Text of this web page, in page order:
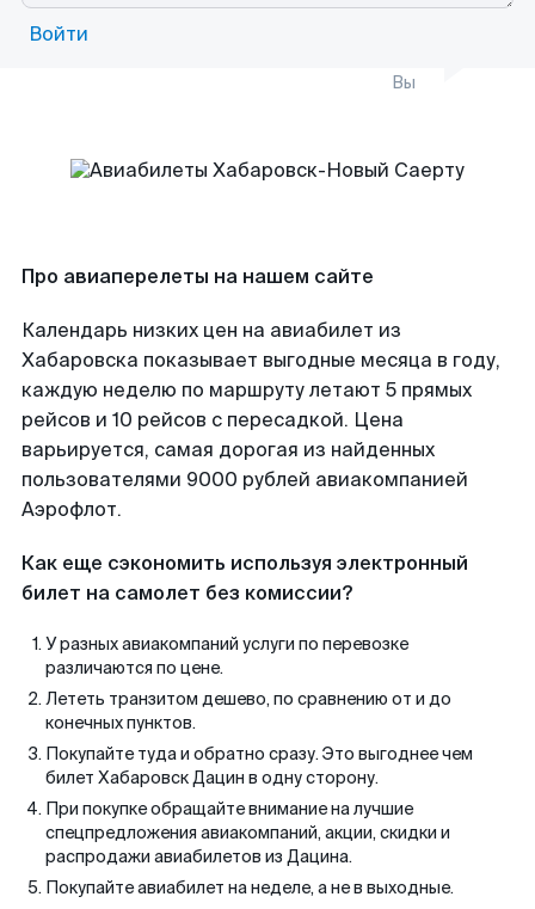
Войти
Вы
Про авиаперелеты на нашем сайте
Календарь низких цен на авиабилет из
Хабаровска показывает выгодные месяца в году,
каждую неделю по маршруту летают 5 прямых
рейсов и 10 рейсов с пересадкой. Цена
варьируется, самая дорогая из найденных
пользователями 9000 рублей авиакомпанией
Аэрофлот.
Как еще сэкономить используя электронный
билет на самолет без комиссии?
У разных авиакомпаний услуги по перевозке
различаются по цене.
Лететь транзитом дешево, по сравнению от и до
конечных пунктов.
Покупайте туда и обратно сразу. Это выгоднее чем
билет Хабаровск Дацин в одну сторону.
При покупке обращайте внимание на лучшие
спецпредложения авиакомпаний, акции, скидки и
распродажи авиабилетов из Дацина.
Покупайте авиабилет на неделе, а не в выходные.